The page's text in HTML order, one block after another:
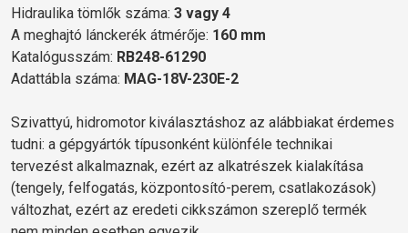
Hidraulika tömlők száma: 3 vagy 4
A meghajtó lánckerék átmérője: 160 mm
Katalógusszám: RB248-61290
Adattábla száma: MAG-18V-230E-2
Szivattyú, hidromotor kiválasztáshoz az alábbiakat érdemes
tudni: a gépgyártók típusonként különféle technikai
tervezést alkalmaznak, ezért az alkatrészek kialakítása
(tengely, felfogatás, központosító-perem, csatlakozások)
változhat, ezért az eredeti cikkszámon szereplő termék